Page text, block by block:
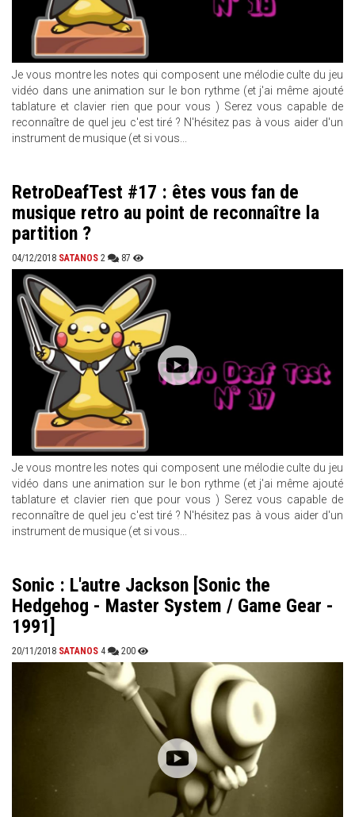
Je vous montre les notes qui composent une mélodie culte du jeu
vidéo dans une animation sur le bon rythme (et j'ai même ajouté
tablature et clavier rien que pour vous ) Serez vous capable de
reconnaître de quel jeu c'est tiré ? N'hésitez pas à vous aider d'un
instrument de musique (et si vous...
RetroDeafTest #17 : êtes vous fan de
musique retro au point de reconnaître la
partition ?
04/12/2018 SATANOS 2 87
Je vous montre les notes qui composent une mélodie culte du jeu
vidéo dans une animation sur le bon rythme (et j'ai même ajouté
tablature et clavier rien que pour vous ) Serez vous capable de
reconnaître de quel jeu c'est tiré ? N'hésitez pas à vous aider d'un
instrument de musique (et si vous...
Sonic : L'autre Jackson [Sonic the
Hedgehog - Master System / Game Gear -
1991]
20/11/2018 SATANOS 4 200